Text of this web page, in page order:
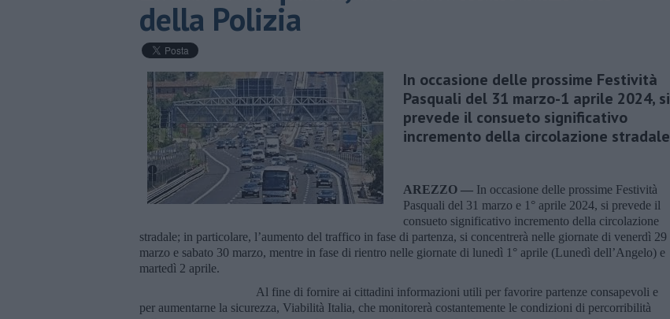
della Polizia
In occasione delle prossime Festività
Pasquali del 31 marzo-1 aprile 2024, si
prevede il consueto significativo
incremento della circolazione stradale
AREZZO — In occasione delle prossime Festività
Pasquali del 31 marzo e 1° aprile 2024, si prevede il
consueto significativo incremento della circolazione
stradale; in particolare, l’aumento del traffico in fase di partenza, si concentrerà nelle giornate di venerdì 29
marzo e sabato 30 marzo, mentre in fase di rientro nelle giornate di lunedì 1° aprile (Lunedì dell’Angelo) e
martedì 2 aprile.
Al fine di fornire ai cittadini informazioni utili per favorire partenze consapevoli e
per aumentarne la sicurezza, Viabilità Italia, che monitorerà costantemente le condizioni di percorribilità